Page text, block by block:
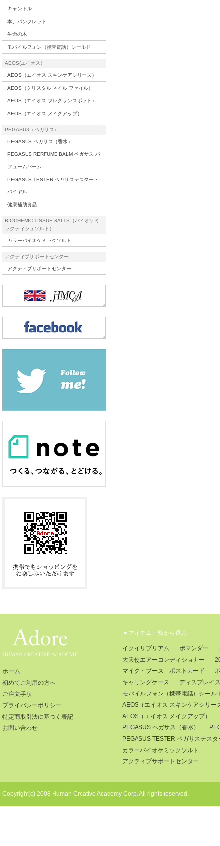
キャンドル
本、パンフレット
生命の木
モバイルフォン（携帯電話）シールド
AEOS(エイオス）
AEOS（エイオス スキンケアシリーズ）
AEOS（クリスタル ネイル ファイル）
AEOS（エイオス フレグランスポット）
AEOS（エイオス メイクアップ）
PEGASUS（ペガサス）
PEGASUS ペガサス（香水）
PEGASUS RERFUME BALM ペガサス パ
フュームバーム
PEGASUS TESTER ペガサステスター・
バイヤル
健康補助食品
BIOCHEMIC TISSUE SALTS（バイオケミ
ックティシュソルト）
カラーバイオケミックソルト
アクティブサポートセンター
アクティブサポートセンター
ホーム
初めてご利用の方へ
ご注文手順
プライバシーポリシー
特定商取引法に基づく表記
お問い合わせ
▼アイテム一覧から選ぶ
イクイリブリアム ポマンダー
大天使エアーコンディショナー
マイク・ブース ポストカード
キャリングケース
ディスプレイ
モバイルフォン（携帯電話）シール
AEOS（エイオス スキンケアシリー
AEOS（エイオス メイクアップ）
PEGASUS ペガサス（香水）
PEGASUS TESTER ペガサステス
カラーバイオケミックソルト
アクティブサポートセンター
Copyright(c) 2008 Human Creative Academy Corp. All rights reserved.